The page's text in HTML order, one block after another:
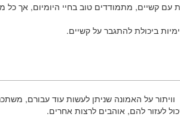
קשיים, מתמודדים טוב בחיי היומיום, אך כל
ביכולת להתגבר על קשיים.
וויתור על האמונה שניתן לעשות עוד עבורם,
לעזור להם, אוהבים לרצות אחרים.